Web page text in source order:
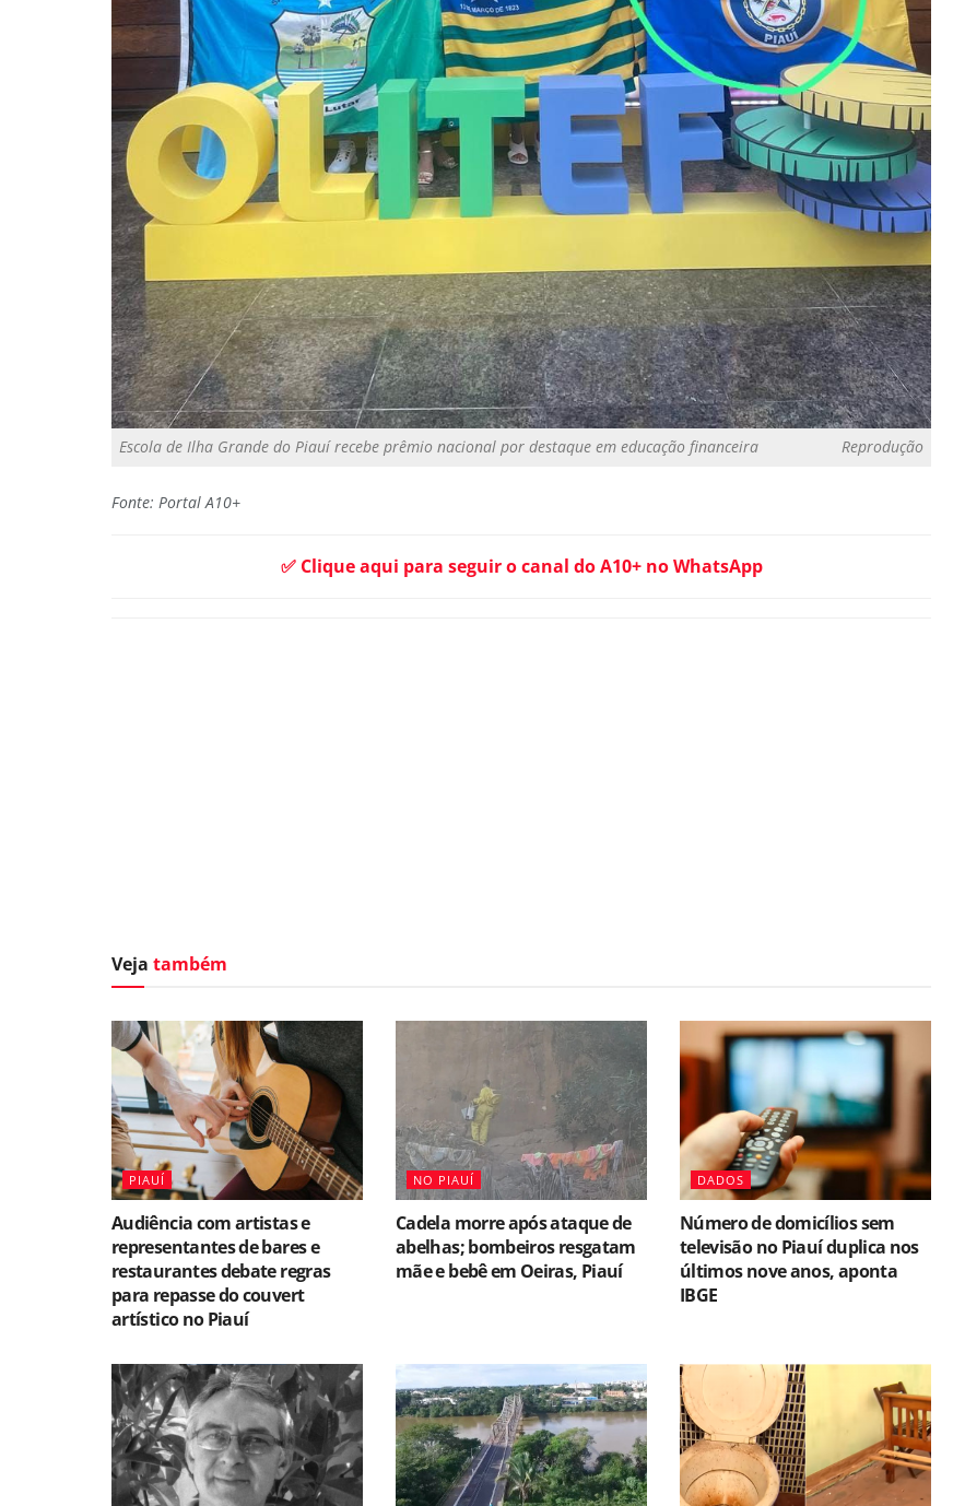
Escola de Ilha Grande do Piauí recebe prêmio nacional por destaque em educação financeira Reprodução
Fonte: Portal A10+
✅ Clique aqui para seguir o canal do A10+ no WhatsApp
Veja também
PIAUÍ
Audiência com artistas e
representantes de bares e
restaurantes debate regras
para repasse do couvert
artístico no Piauí
NO PIAUÍ
Cadela morre após ataque de
abelhas; bombeiros resgatam
mãe e bebê em Oeiras, Piauí
DADOS
Número de domicílios sem
televisão no Piauí duplica nos
últimos nove anos, aponta
IBGE